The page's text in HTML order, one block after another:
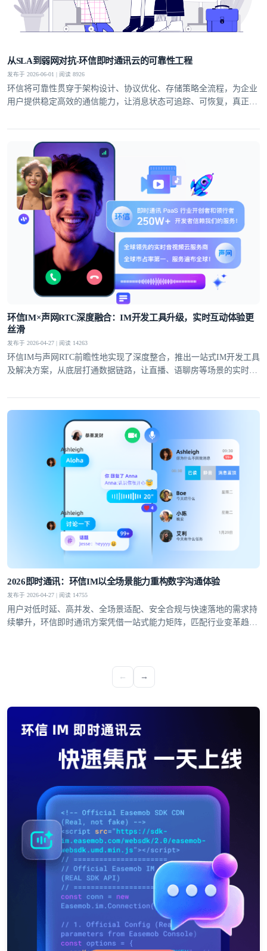
从SLA到弱网对抗-环信即时通讯云的可靠性工程
发布于 2026-06-01 | 阅读 8926
环信将可靠性贯穿于架构设计、协议优化、存储策略全流程，为企业
用户提供稳定高效的通信能力，让消息状态可追踪、可恢复，真正实
环信IM×声网RTC深度融合：IM开发工具升级，实时互动体验更
丝滑
发布于 2026-04-27 | 阅读 14263
环信IM与声网RTC前瞻性地实现了深度整合，推出一站式IM开发工具
及解决方案，从底层打通数据链路，让直播、语聊房等场景的实时互
2026即时通讯：环信IM以全场景能力重构数字沟通体验
发布于 2026-04-27 | 阅读 14755
用户对低时延、高并发、全场景适配、安全合规与快速落地的需求持
续攀升，环信即时通讯方案凭借一站式能力矩阵，匹配行业变革趋
← →
我已阅读并同意 通讯云服务条款和 通讯云隐私政策
提交
不了，谢谢
登录客服云